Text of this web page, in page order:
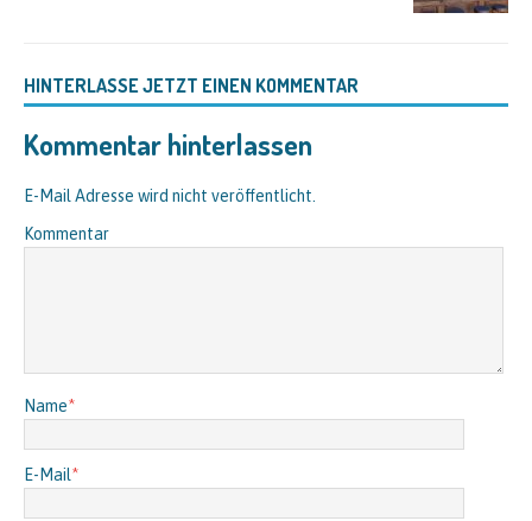
HINTERLASSE JETZT EINEN KOMMENTAR
Kommentar hinterlassen
E-Mail Adresse wird nicht veröffentlicht.
Kommentar
Name*
E-Mail*